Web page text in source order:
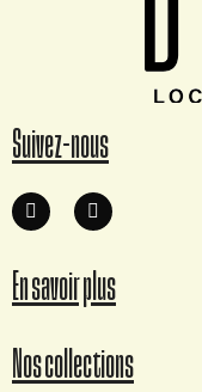
Suivez-nous
En savoir plus
Nos collections